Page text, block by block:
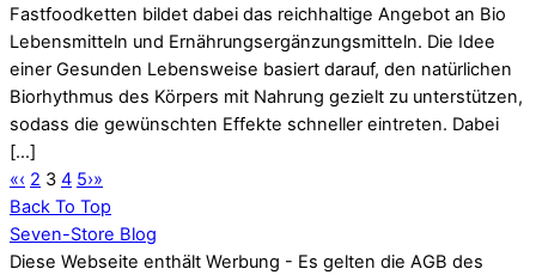
Fastfoodketten bildet dabei das reichhaltige Angebot an Bio
Lebensmitteln und Ernährungsergänzungsmitteln. Die Idee
einer Gesunden Lebensweise basiert darauf, den natürlichen
Biorhythmus des Körpers mit Nahrung gezielt zu unterstützen,
sodass die gewünschten Effekte schneller eintreten. Dabei
[…]
«‹ 2 3 4 5›»
Back To Top
Seven-Store Blog
Diese Webseite enthält Werbung - Es gelten die AGB des